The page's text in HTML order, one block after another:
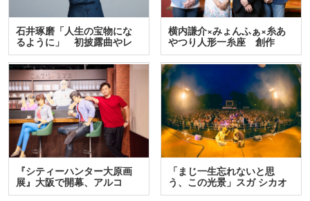
石井琢磨「人生の宝物にな
るように」 初披露曲やレ
ア…
横内謙介×みょんふぁ×糸あ
やつり人形一糸座 創作
人…
『シティーハンター大原画
展』大阪で開幕、アルコ
＆…
「まじ一生忘れないと思
う、この光景」スガ シカオ
と…